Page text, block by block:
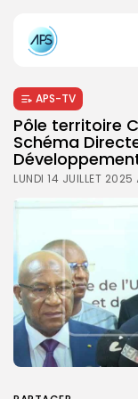
APS-TV
Pôle territoire
Schéma
LUNDI 14 JUILLET 2025